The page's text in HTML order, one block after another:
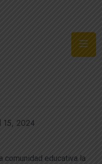
15, 2024
comunidad educativa la